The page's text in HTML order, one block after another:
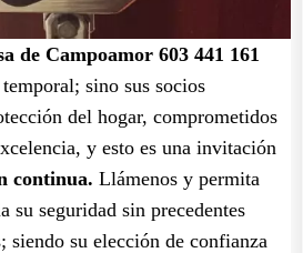
de Campoamor 603 441 161
sino sus socios
del hogar, comprometidos
y esto es una invitación
continua. Llámenos y permita
su seguridad sin precedentes
siendo su elección de confianza